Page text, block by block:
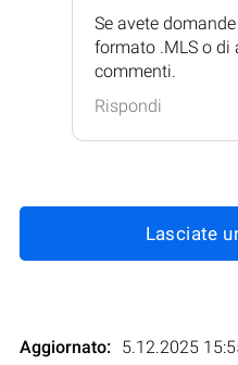
Se avete
formato .MLS o di
commenti.
Rispondi
Lasciate
Aggiornato: 5.12.2025